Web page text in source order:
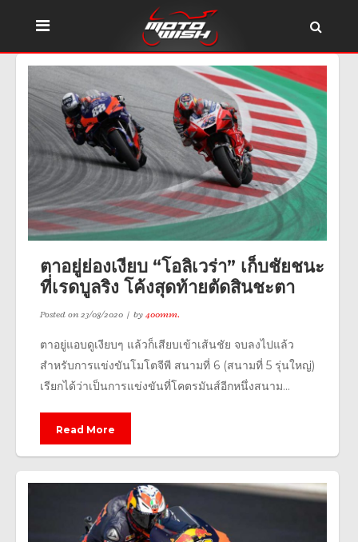
ตาอยู่ย่องเงียบ “โอลิเวร่า” เก็บชัยชนะ
ที่เรดบูลริง โค้งสุดท้ายตัดสินชะตา
Posted on23/08/2020 by400mm.
ตาอยู่แอบดูเงียบๆ แล้วก็เสียบเข้าเส้นชัย จบลงไปแล้ว
สำหรับการแข่งขันโมโตจีพี สนามที่ 6 (สนามที่ 5 รุ่นใหญ่)
เรียกได้ว่าเป็นการแข่งขันที่โคตรมันส์อีกหนึ่งสนาม...
Read More